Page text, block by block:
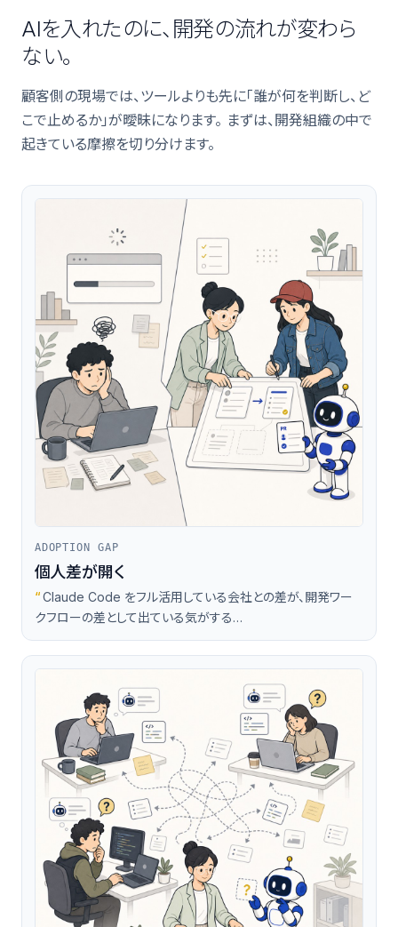
AIを入れたのに、開発の流れが変わら
ない。
顧客側の現場では、ツールよりも先に「誰が何を判断し、ど
こで止めるか」が曖昧になります。 まずは、開発組織の中で
起きている摩擦を切り分けます。
ADOPTION GAP
個人差が開く
“Claude Code をフル活用している会社との差が、開発ワー
クフローの差として出ている気がする…